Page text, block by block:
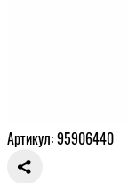
Артикул: 95906440